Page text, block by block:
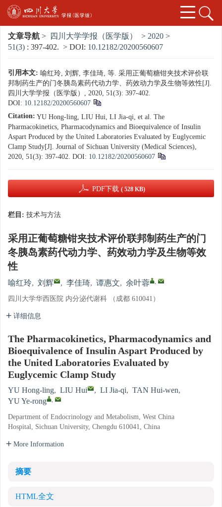
文章导航 > 四川大学学报（医学版） > 2020 >
51(3) : 397-402. > DOI: 10.12182/20200560607
引用本文: 喻红玲, 刘辉, 李佳琦, 等. 采用正葡萄糖钳夹技术评价联
邦制药生产的门冬胰岛素药代动力学、药效动力学及生物等效性[J].
四川大学学报（医学版）, 2020, 51(3): 397-402.
DOI: 10.12182/20200560607
Citation: YU Hong-ling, LIU Hui, LI Jia-qi, et al. The
Pharmacokinetics, Pharmacodynamics and Bioequivalence of Insulin
Aspart Produced by the United Laboratories Evaluated by Euglycemic
Clamp Study[J]. Journal of Sichuan University (Medical Sciences),
2020, 51(3): 397-402. DOI: 10.12182/20200560607
PDF下载 ( 528 KB)
栏目: 技术与方法
采用正葡萄糖钳夹技术评价联邦制药生产的门
冬胰岛素药代动力学、药效动力学及生物等效
性
喻红玲, 刘辉 , 李佳琦, 谭惠文, 余叶蓉 ,
四川大学华西医院 内分泌代谢科 （成都 610041）
详细信息
The Pharmacokinetics, Pharmacodynamics and
Bioequivalence of Insulin Aspart Produced by
the United Laboratories Evaluated by
Euglycemic Clamp Study
YU Hong-ling, LIU Hui , LI Jia-qi, TAN Hui-wen,
YU Ye-rong
,
Department of Endocrinology and Metabolism, West China
Hospital, Sichuan University, Chengdu 610041, China
More Information
摘要
HTML全文